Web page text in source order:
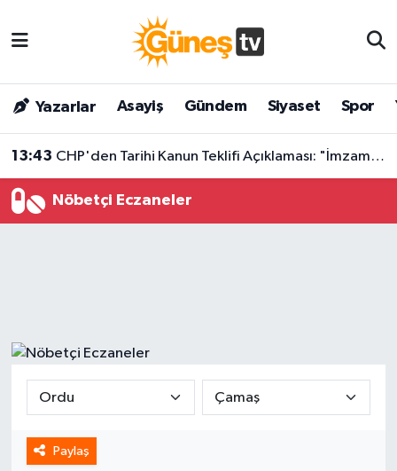
Yazarlar Asayiş Gündem Siyaset Spor
13:43 CHP'den Tarihi Kanun Teklifi Açıklaması: "İmzamız Açık Bir Çek Değil!"
Nöbetçi Eczaneler
Paylaş
Bilim & Teknoloji
Dünya
Eğitim
Siyaset
Malatya Nöbetçi Eczaneler
Malatya Hava Durumu
Malatya Namaz Vakitleri
Malatya Trafik Yoğunluk Haritası
Haber Arşivi